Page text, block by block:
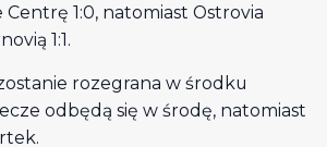
1:0, natomiast Ostrovia
1:1.
rozegrana w środku
odbędą się w środę, natomiast